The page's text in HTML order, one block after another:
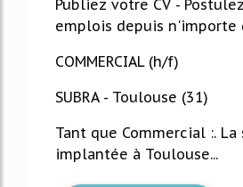
Publiez votre CV -
emplois depuis n'importe
COMMERCIAL (h/f)
SUBRA - Toulouse (31)
Tant que Commercial :. La
implantée à Toulouse...